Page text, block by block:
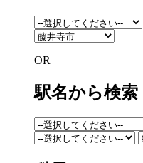
OR
駅名から検索